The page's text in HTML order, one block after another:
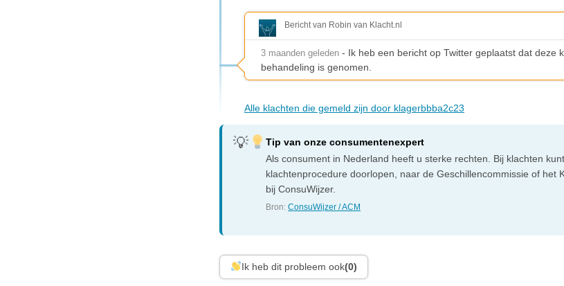
Bericht van Robin van Klacht.nl
3 maanden geleden - Ik heb een bericht op Twitter geplaatst dat deze
behandeling is genomen.
Alle klachten die gemeld zijn door klagerbbba2c23
Tip van onze consumentenexpert
Als consument in Nederland heeft u sterke rechten. Bij klachten
klachtenprocedure doorlopen, naar de Geschillencommissie of het
bij ConsuWijzer.
Bron:ConsuWijzer / ACM
Ik heb dit probleem ook(0)